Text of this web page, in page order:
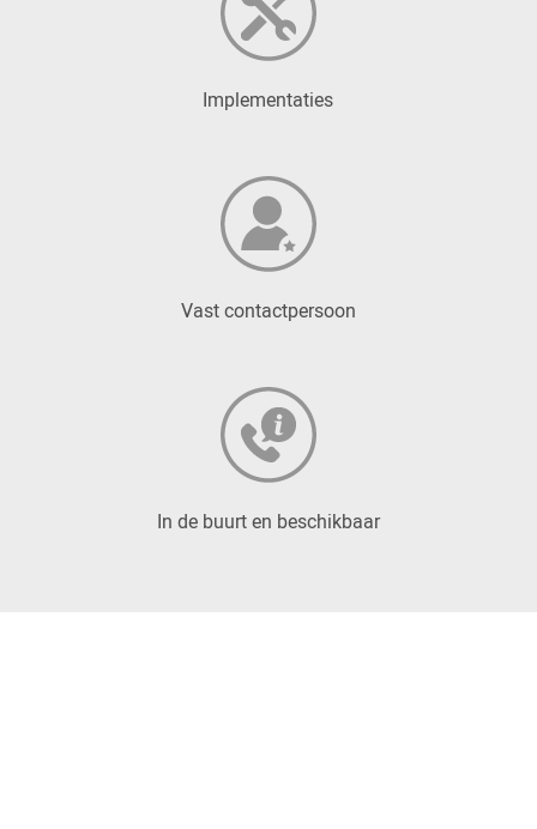
Implementaties
Vast contactpersoon
In de buurt en beschikbaar